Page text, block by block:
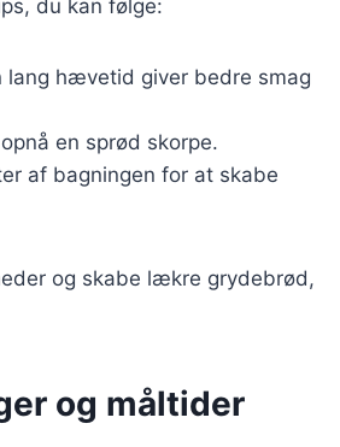
du kan følge:
hævetid giver bedre smag
en sprød skorpe.
af bagningen for at skabe
og skabe lækre grydebrød,
og måltider